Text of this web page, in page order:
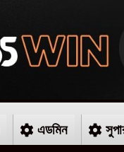
এডমিন